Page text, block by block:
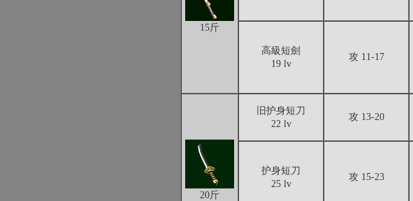
15斤
高級短劍
19 lv
攻 11-17
20斤
旧护身短刀
22 lv
攻 13-20
护身短刀
25 lv
攻 15-23